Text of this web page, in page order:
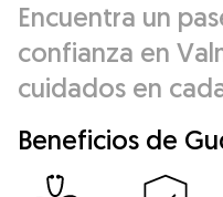
Encuentra un
confianza en
cuidados en
Beneficios de